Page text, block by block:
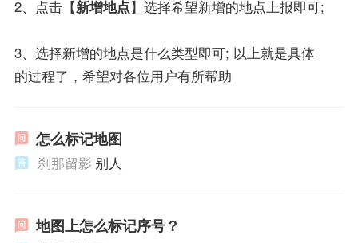
2、点击【新增地点】选择希望新增的地点上报即可;
3、选择新增的地点是什么类型即可; 以上就是具体
的过程了，希望对各位用户有所帮助
怎么标记地图
刹那留影 别人
地图上怎么标记序号？